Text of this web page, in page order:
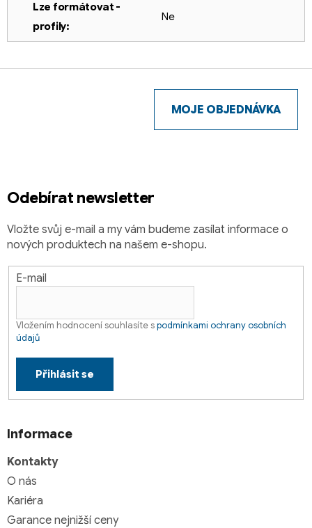
Lze formátovat -
profily:
Ne
Odebírat newsletter
Vložte svůj e-mail a my vám budeme zasílat informace o
nových produktech na našem e-shopu.
E-mail
Vložením hodnocení souhlasíte spodmínkami ochrany osobních
údajů
Přihlásit se
Informace
Kontakty
O nás
Kariéra
Garance nejnižší ceny
MOJE OBJEDNÁVKA